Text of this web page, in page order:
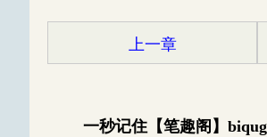
上一章
一秒记住【笔趣阁】